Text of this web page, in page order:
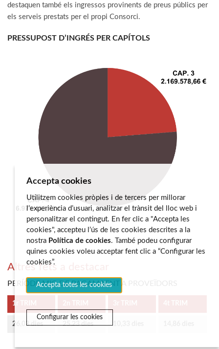
destaquen també els ingressos provinents de preus públics per
els serveis prestats per el propi Consorci.
PRESSUPOST D’INGRÉS PER CAPÍTOLS
Altres fets a destacar
PERÍODE MIG DE PAGAMAENT A PROVEÏDORS
1r TRIM
26,03 dies 25,23 dies
Accepta cookies
Utilitzem cookies pròpies i de tercers per millorar
l’experiència d’usuari, analitzar el trànsit del lloc web i
personalitzar el contingut. En fer clic a "Accepta les
cookies", accepteu l’ús de les cookies descrites a la
nostra Política de cookies. També podeu configurar
quines cookies voleu acceptar fent clic a “Configurar les
cookies”.
Accepta totes les cookies
Configurar les cookies